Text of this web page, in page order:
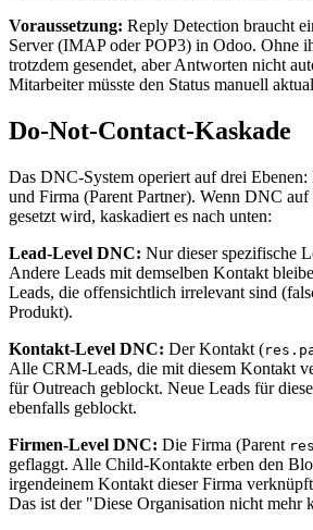
Voraussetzung: Reply Detection braucht
Server (IMAP oder POP3) in Odoo. Ohne
trotzdem gesendet, aber Antworten nicht
Mitarbeiter müsste den Status manuell
Do-Not-Contact-Kaskade
Das DNC-System operiert auf drei
und Firma (Parent Partner). Wenn DNC auf
gesetzt wird, kaskadiert es nach unten:
Lead-Level DNC: Nur dieser spezifische
Andere Leads mit demselben Kontakt
Leads, die offensichtlich irrelevant sind
Produkt).
Kontakt-Level DNC: Der Kontakt (
Alle CRM-Leads, die mit diesem Kontakt
für Outreach geblockt. Neue Leads für
ebenfalls geblockt.
Firmen-Level DNC: Die Firma (Parent
geflaggt. Alle Child-Kontakte erben den
irgendeinem Kontakt dieser Firma
Das ist der "Diese Organisation nicht mehr